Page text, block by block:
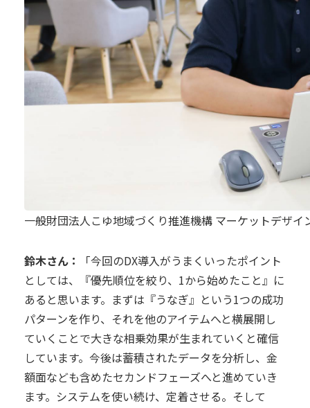
一般財団法人こゆ地域づくり推進機構 マーケットデザイ
鈴木さん：
「今回のDX導入がうまくいったポイント
としては、『優先順位を絞り、1から始めたこと』に
あると思います。まずは『うなぎ』という1つの成功
パターンを作り、それを他のアイテムへと横展開し
ていくことで大きな相乗効果が生まれていくと確信
しています。今後は蓄積されたデータを分析し、金
額面なども含めたセカンドフェーズへと進めていき
ます。システムを使い続け、定着させる。そして